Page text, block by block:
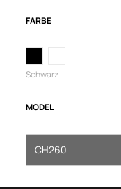
FARBE
Schwarz
MODEL
CH260